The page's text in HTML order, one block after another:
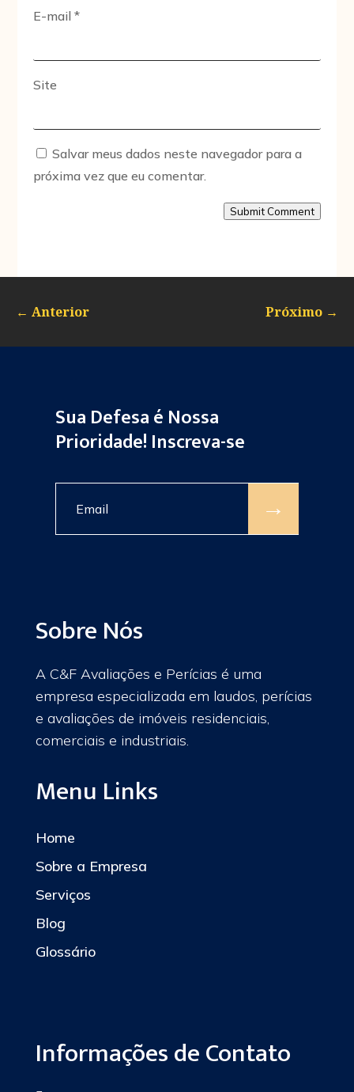
E-mail*
Site
Salvar meus dados neste navegador para a
próxima vez que eu comentar.
Submit Comment
← Anterior Próximo →
Sua Defesa é Nossa
Prioridade! Inscreva-se
→
Sobre Nós
A C&F Avaliações e Perícias é uma
empresa especializada em laudos, perícias
e avaliações de imóveis residenciais,
comerciais e industriais.
Menu Links
Home
Sobre a Empresa
Serviços
Blog
Glossário
Informações de Contato